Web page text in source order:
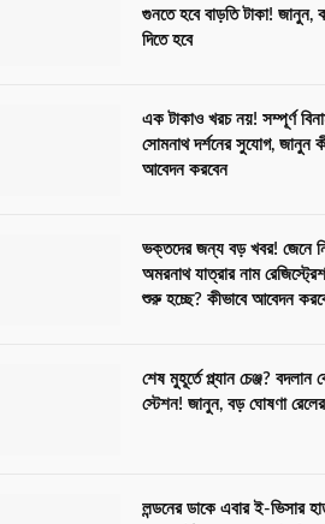
গুনতে হবে বাড়তি টাকা! জানুন,
দিতে হবে
এক টাকাও খরচ নয়! সম্পূর্ণ
সোমনাথ দর্শনের সুযোগ, জানুন
আবেদন করবেন
ভক্তদের জন্য বড় খবর! জেনে
অমরনাথ যাত্রার নাম
শুরু হচ্ছে? কীভাবে আবেদন
শেষ মুহূর্তে প্ল্যান চেঞ্জ? বদলান
স্টেশন! জানুন, বড় ঘোষণা রেলের
লন্ডনের ডাকে এবার ই-ভিসার